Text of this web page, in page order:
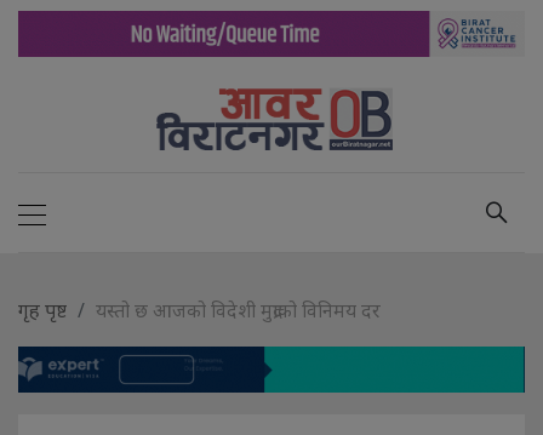
गृह पृष्ट यस्तो छ आजको विदेशी मुद्राको विनिमय दर